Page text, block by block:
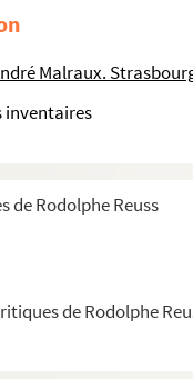
Malraux.
inventaires
de Rodolphe Reuss
de Rodolphe
Wicquefort